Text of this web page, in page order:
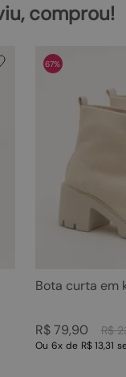
comprou!
67%
Bota curta em
R$
R$ 79,90
Ou 6x de R$ 13,31